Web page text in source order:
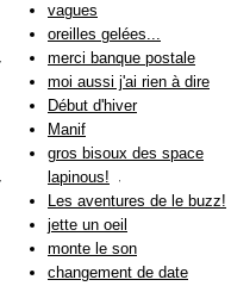
vagues
oreilles gelées...
merci banque postale
moi aussi j'ai rien à dire
Début d'hiver
Manif
gros bisoux des space
lapinous!
Les aventures de le buzz!
jette un oeil
monte le son
changement de date